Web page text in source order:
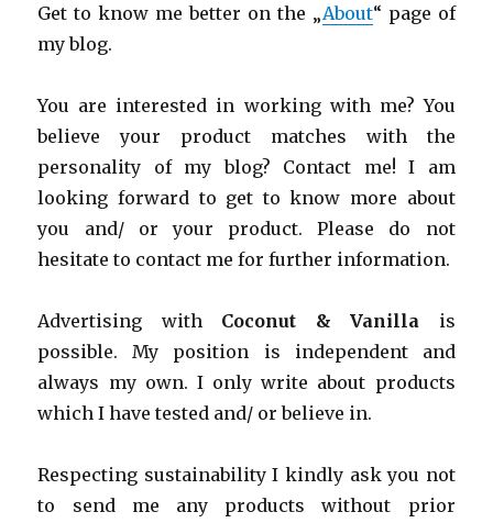
Get to know me better on the „About“ page of
my blog.
You are interested in working with me? You
believe your product matches with the
personality of my blog? Contact me! I am
looking forward to get to know more about
you and/ or your product. Please do not
hesitate to contact me for further information.
Advertising with Coconut & Vanilla is
possible. My position is independent and
always my own. I only write about products
which I have tested and/ or believe in.
Respecting sustainability I kindly ask you not
to send me any products without prior